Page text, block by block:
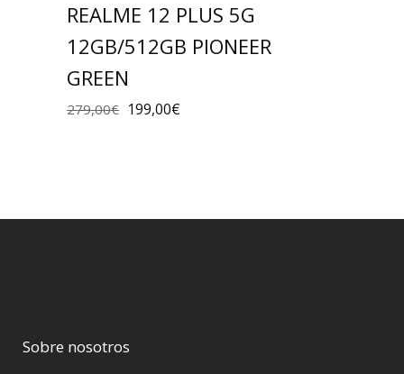
REALME 12 PLUS 5G
12GB/512GB PIONEER
GREEN
279,00€ 199,00€
Sobre nosotros